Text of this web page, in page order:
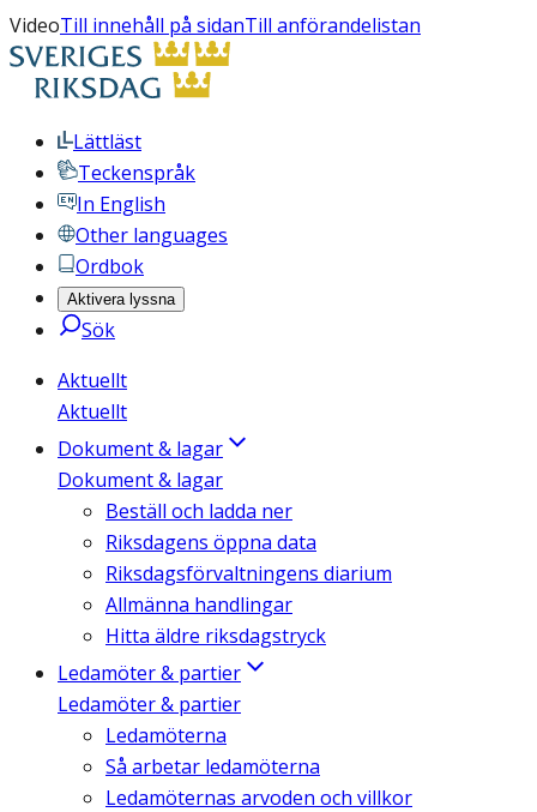
VideoTill innehåll på sidanTill anförandelistan
Lättläst
Teckenspråk
In English
Other languages
Ordbok
Aktivera lyssna
Sök
Aktuellt
Aktuellt
Dokument & lagar
Dokument & lagar
Beställ och ladda ner
Riksdagens öppna data
Riksdagsförvaltningens diarium
Allmänna handlingar
Hitta äldre riksdagstryck
Ledamöter & partier
Ledamöter & partier
Ledamöterna
Så arbetar ledamöterna
Ledamöternas arvoden och villkor